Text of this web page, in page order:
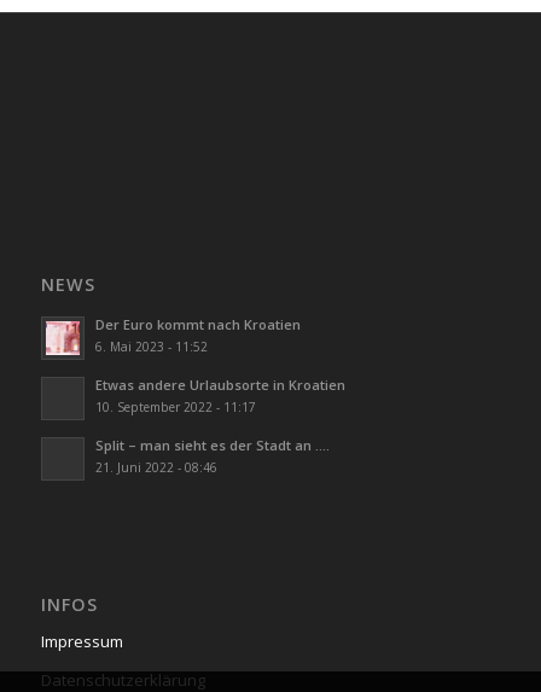
NEWS
Der Euro kommt nach Kroatien
6. Mai 2023 - 11:52
Etwas andere Urlaubsorte in Kroatien
10. September 2022 - 11:17
Split – man sieht es der Stadt an ….
21. Juni 2022 - 08:46
INFOS
Impressum
Datenschutzerklärung